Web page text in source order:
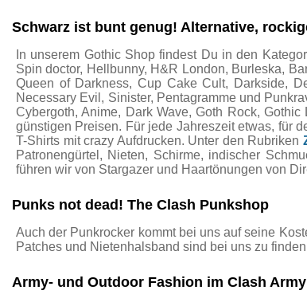
Schwarz ist bunt genug! Alternative,
In unserem Gothic Shop findest Du in den
Spin doctor, Hellbunny, H&R London, Burleska,
Queen of Darkness, Cup Cake Cult, Darkside,
Necessary Evil, Sinister, Pentagramme und
Cybergoth, Anime, Dark Wave, Goth Rock,
günstigen Preisen. Für jede Jahreszeit etwas, für
T-Shirts mit crazy Aufdrucken. Unter den Rubriken
Patronengürtel, Nieten, Schirme, indischer
führen wir von Stargazer und Haartönungen von
Punks not dead! The Clash Punkshop
Auch der Punkrocker kommt bei uns auf seine
Patches und Nietenhalsband sind bei uns zu
Army- und Outdoor Fashion im Clash